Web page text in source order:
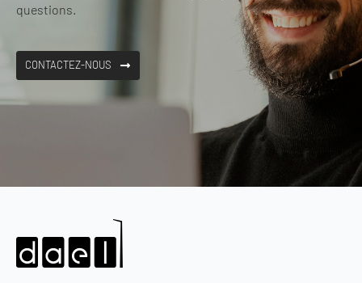
questions.
CONTACTEZ-NOUS